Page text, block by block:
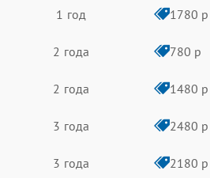
1 год 1780 р
2 года 780 р
2 года 1480 р
3 года 2480 р
3 года 2180 р